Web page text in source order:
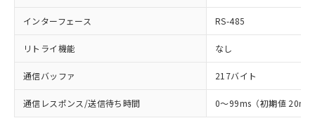
インターフェース RS-485
リトライ機能 なし
通信バッファ 217バイト
通信レスポンス/送信待ち時間 0～99ms（初期値 20ms